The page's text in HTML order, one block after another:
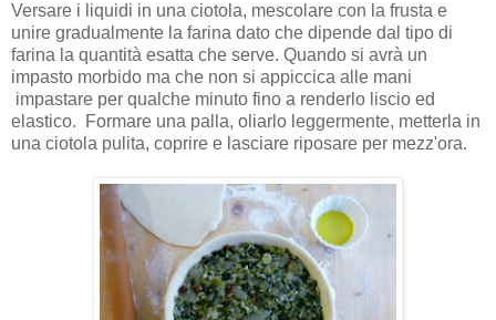
Versare i liquidi in una ciotola, mescolare con la frusta e
unire gradualmente la farina dato che dipende dal tipo di
farina la quantità esatta che serve. Quando si avrà un
impasto morbido ma che non si appiccica alle mani
impastare per qualche minuto fino a renderlo liscio ed
elastico. Formare una palla, oliarlo leggermente, metterla in
una ciotola pulita, coprire e lasciare riposare per mezz'ora.